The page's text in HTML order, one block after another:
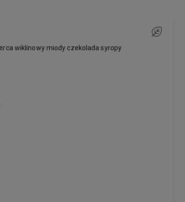
wiklinowy miody czekolada syropy
Do